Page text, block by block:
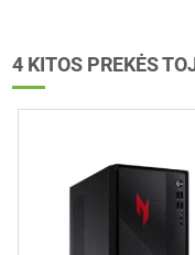
4 KITOS PREKĖS